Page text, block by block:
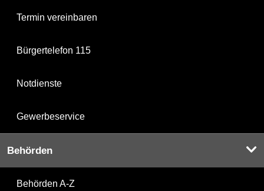
Termin vereinbaren
Bürgertelefon 115
Notdienste
Gewerbeservice
Behörden
Behörden A-Z